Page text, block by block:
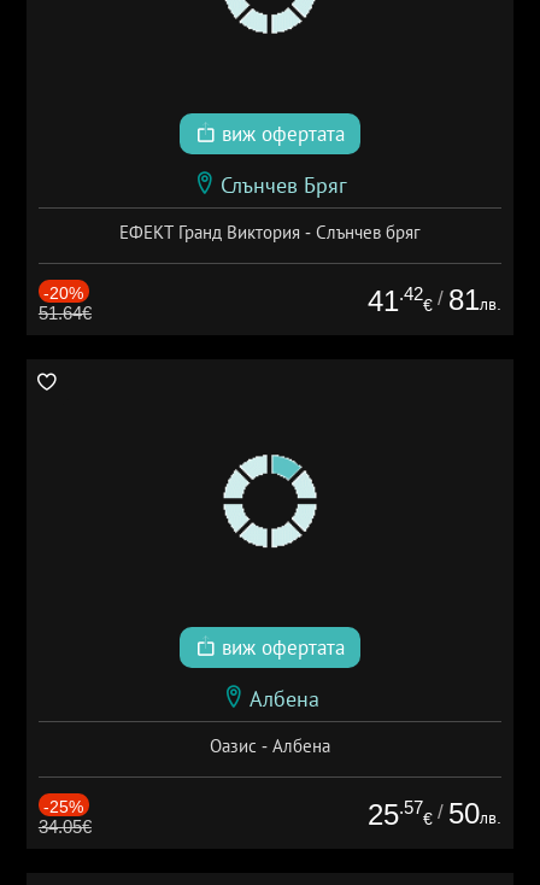
виж офертата
Слънчев Бряг
ЕФЕКТ Гранд Виктория - Слънчев бряг
-20%
51.64€ 41.42
€ / 81лв.
виж офертата
Албена
Оазис - Албена
-25%
34.05€ 25.57
€ / 50лв.